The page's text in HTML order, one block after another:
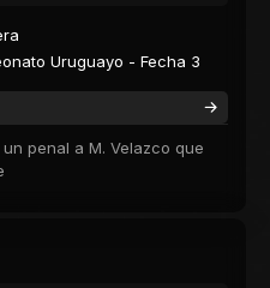
Uruguayo - Fecha 3
penal a M. Velazco que